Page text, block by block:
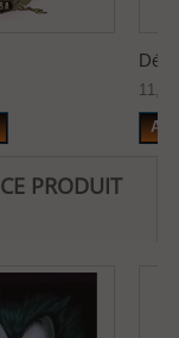
PRODUIT